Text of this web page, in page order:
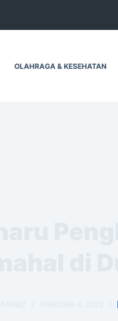
OLAHRAGA & KESEHATAN